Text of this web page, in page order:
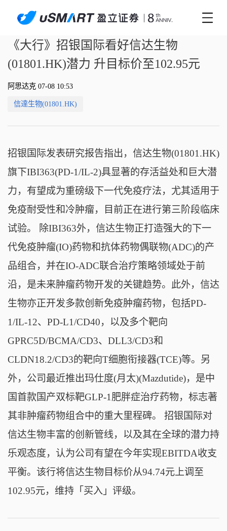
《大行》招银国际看好信达生物
(01801.HK)潜力 升目标价至102.95元
阿思达克 07-08 10:53
信達生物(01801.HK)
招银国际发表研究报告指出，信达生物(01801.HK)
旗下IBI363(PD-1/IL-2)具显著的存活益处和巨大潜
力，有望成为重磅级下一代免疫疗法，尤其适用于
免疫耐受性和冷肿瘤，目前正在进行第三阶段临床
试验。 除IBI363外，信达生物正打造强大的下一
代免疫肿瘤(IO)药物和抗体药物偶联物(ADC)的产
品组合，并在IO-ADC联合治疗策略领域处于前
沿，是未来肿瘤药物开发的关键趋势。此外，信达
生物亦正开发多款创新免疫肿瘤药物，包括PD-
1/IL-12、PD-L1/CD40，以及多个靶向
GPRC5D/BCMA/CD3、DLL3/CD3和
CLDN18.2/CD3的靶向T细胞衔接器(TCE)等。另
外，公司最近推出玛仕度(月太)(Mazdutide)，是中
国首款国产双标靶GLP-1肥胖症治疗药物，标志著
其非肿瘤药物组合中的重大里程碑。 招银国际对
信达生物丰富的创新管线，以及其在全球的潜力持
乐观态度，认为公司有望在今年实现EBITDA收支
平衡。该行将信达生物目标价从94.74元上调至
102.95元，维持「买入」评级。